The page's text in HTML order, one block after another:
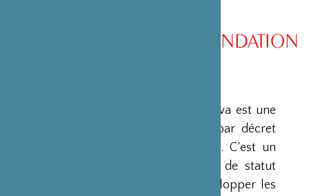
PRÉSENTATION DE LA FONDATION
La Fondation Franco-Japonaise Sasakawa est une
fondation reconnue d’utilité publique par décret
du Premier Ministre du 23 mars 1990. C’est un
organisme privé, sans but lucratif et de statut
français, qui a pour mission de « développer les